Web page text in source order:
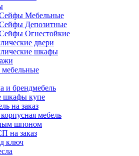
Мебельные
Депозитные
Огнестойкие
двери
шкафы
мебельные
и брендмебель
шкафы купе
на заказ
мебель
шпоном
на заказ
ключ